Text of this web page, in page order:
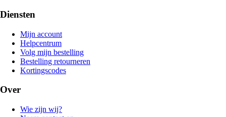
Diensten
Mijn account
Helpcentrum
Volg mijn bestelling
Bestelling retourneren
Kortingscodes
Over
Wie zijn wij?